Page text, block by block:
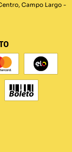
Campo Largo-